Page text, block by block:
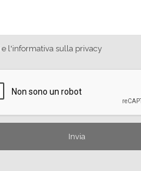
e l'informativa sulla privacy